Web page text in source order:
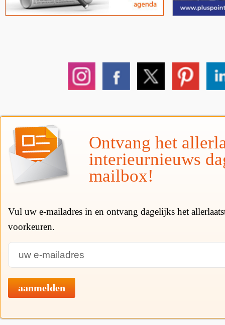
Ontvang het
interieurnieuws
mailbox!
Vul uw e-mailadres in en ontvang dagelijks het
voorkeuren.
aanmelden